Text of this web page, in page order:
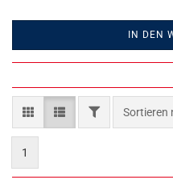
IN DEN
FILTERSortieren
Sortieren
1